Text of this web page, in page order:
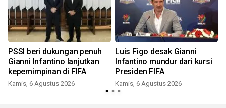
PSSI beri dukungan penuh
Gianni Infantino lanjutkan
kepemimpinan di FIFA
Kamis, 6 Agustus 2026
Luis Figo desak Gianni
Infantino mundur dari kursi
Presiden FIFA
Kamis, 6 Agustus 2026